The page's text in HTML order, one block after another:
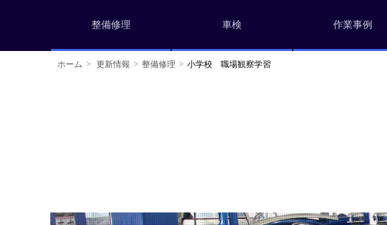
整備修理 車検 作業事例
ホーム 更新情報 整備修理 小学校 職場観察学習